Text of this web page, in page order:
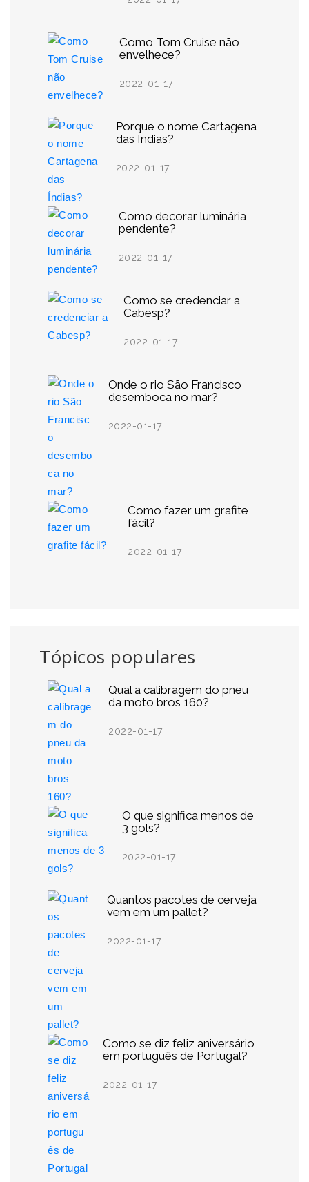
Como Tom Cruise não
envelhece?
2022-01-17
Porque o nome Cartagena
das Índias?
2022-01-17
Como decorar luminária
pendente?
2022-01-17
Como se credenciar a
Cabesp?
2022-01-17
Onde o rio São Francisco
desemboca no mar?
2022-01-17
Como fazer um grafite
fácil?
2022-01-17
Tópicos populares
Qual a calibragem do pneu
da moto bros 160?
2022-01-17
O que significa menos de
3 gols?
2022-01-17
Quantos pacotes de cerveja
vem em um pallet?
2022-01-17
Como se diz feliz aniversário
em português de Portugal?
2022-01-17